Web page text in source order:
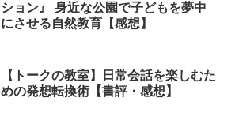
ション』 身近な公園で子どもを夢中
にさせる自然教育【感想】
【トークの教室】日常会話を楽しむた
めの発想転換術【書評・感想】